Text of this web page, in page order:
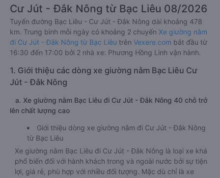
Cư Jút - Đắk Nông từ Bạc Liêu 08/2026
Tuyến đường Bạc Liêu - Cư Jút - Đắk Nông dài khoảng 478
km. Trung bình mỗi ngày có khoảng 2 chuyến Xe giường nằm
đi Cư Jút - Đắk Nông từ Bạc Liêu trên Vexere.com bắt đầu từ
16:30 đến 17:00 bởi 2 nhà xe: Phương Hồng Linh vận hành.
1. Giới thiệu các dòng xe giường nằm Bạc Liêu Cư
Jút - Đắk Nông
a. Xe giường nằm Bạc Liêu đi Cư Jút - Đắk Nông 40 chỗ trở
lên chất lượng cao
Giới thiệu dòng xe giường nằm đi Cư Jút - Đắk Nông
từ Bạc Liêu
Xe giường nằm Bạc Liêu đi Cư Jút - Đắk Nông là loại xe khá
phổ biến đối với hành khách trong và ngoài nước bởi sự tiện
lợi, giá rẻ, phù hợp với nhiều đối tượng. Mặc dù chỉ là xe